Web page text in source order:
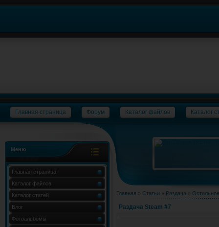
Главная страница Форум Каталог файлов Каталог
Меню
Главная страница
Каталог файлов
Каталог статей
Блог
Фотоальбомы
Главная » Статьи » Раздача » Остальное
Раздача Steam #7